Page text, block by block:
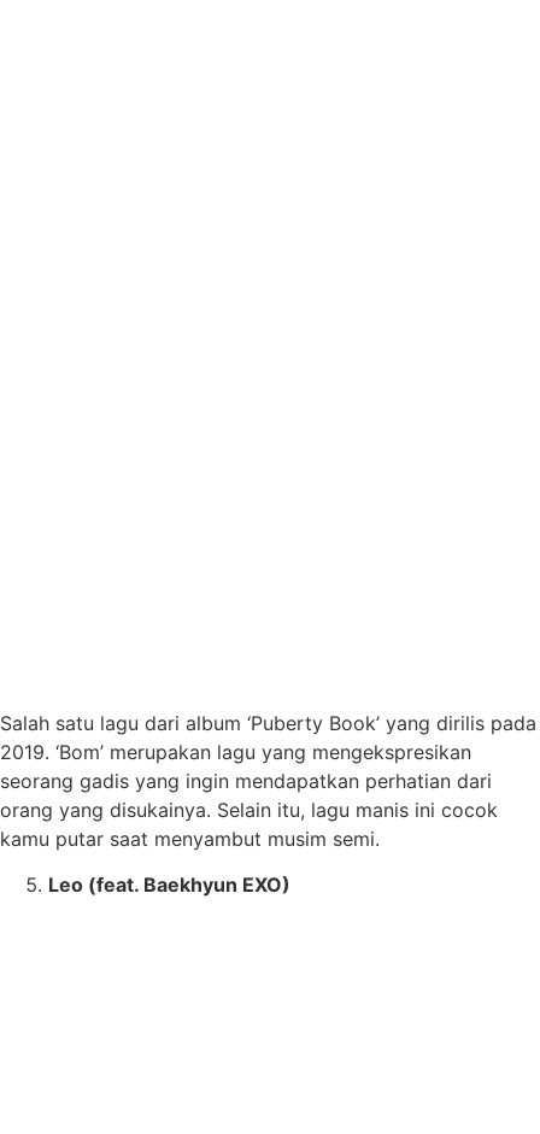
Salah satu lagu dari album ‘Puberty Book’ yang dirilis pada
2019. ‘Bom’ merupakan lagu yang mengekspresikan
seorang gadis yang ingin mendapatkan perhatian dari
orang yang disukainya. Selain itu, lagu manis ini cocok
kamu putar saat menyambut musim semi.
Leo (feat. Baekhyun EXO)